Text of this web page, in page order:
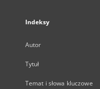
Indeksy
Autor
Tytuł
Temat i słowa kluczowe